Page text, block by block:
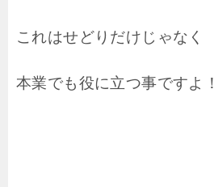
これはせどりだけじゃなく
本業でも役に立つ事ですよ！